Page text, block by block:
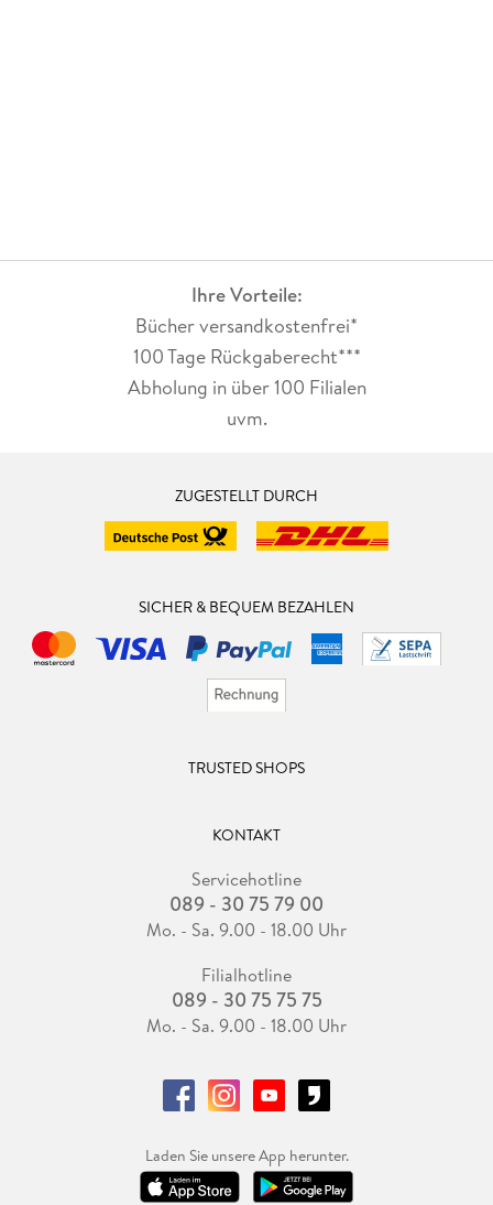
Ihre Vorteile:
Bücher versandkostenfrei*
100 Tage Rückgaberecht***
Abholung in über 100 Filialen
uvm.
ZUGESTELLT DURCH
SICHER & BEQUEM BEZAHLEN
TRUSTED SHOPS
KONTAKT
Servicehotline
089 - 30 75 79 00
Mo. - Sa. 9.00 - 18.00 Uhr
Filialhotline
089 - 30 75 75 75
Mo. - Sa. 9.00 - 18.00 Uhr
Laden Sie unsere App herunter.